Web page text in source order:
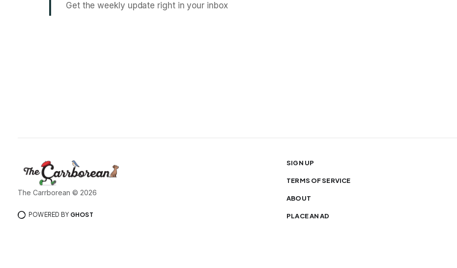
Get the weekly update right in your inbox
The Carrborean © 2026
POWERED BY GHOST
SIGN UP
TERMS OF SERVICE
ABOUT
PLACE AN AD